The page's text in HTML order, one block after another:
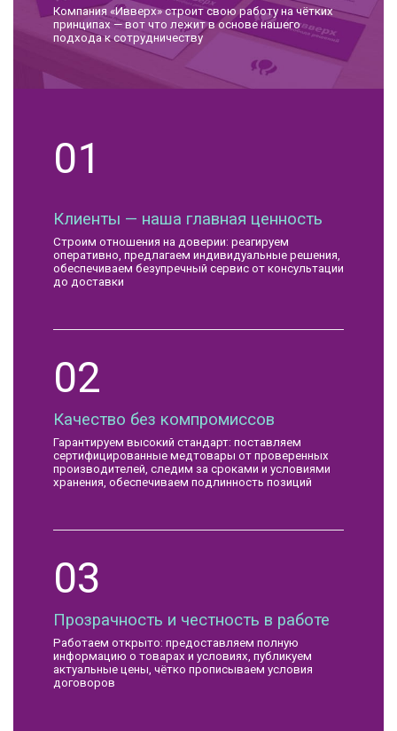
Компания «Ивверх» строит свою работу на чётких
принципах — вот что лежит в основе нашего
подхода к сотрудничеству
01
Клиенты — наша главная ценность
Строим отношения на доверии: реагируем
оперативно, предлагаем индивидуальные решения,
обеспечиваем безупречный сервис от консультации
до доставки
02
Качество без компромиссов
Гарантируем высокий стандарт: поставляем
сертифицированные медтовары от проверенных
производителей, следим за сроками и условиями
хранения, обеспечиваем подлинность позиций
03
Прозрачность и честность в работе
Работаем открыто: предоставляем полную
информацию о товарах и условиях, публикуем
актуальные цены, чётко прописываем условия
договоров